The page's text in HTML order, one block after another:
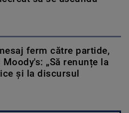
ferm către partide,
„Să renunțe la
şi la discursul